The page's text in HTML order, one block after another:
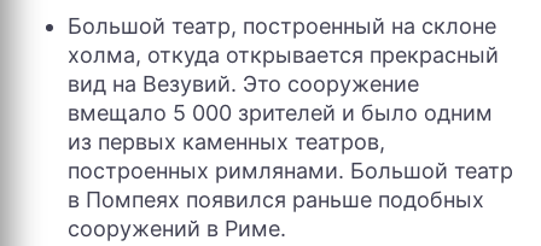
Большой театр, построенный на склоне
холма, откуда открывается прекрасный
вид на Везувий. Это сооружение
вмещало 5 000 зрителей и было одним
из первых каменных театров,
построенных римлянами. Большой театр
в Помпеях появился раньше подобных
сооружений в Риме.